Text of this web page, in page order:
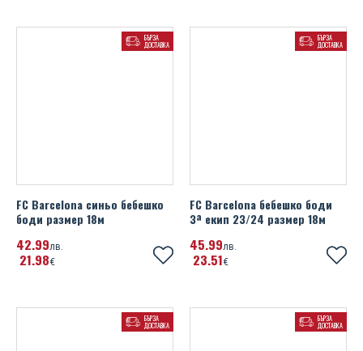
БЪРЗА
ДОСТАВКА
FC Barcelona синьо бебешко
боди размер 18м
42 99лв.
21 98€
БЪРЗА
ДОСТАВКА
FC Barcelona бебешко боди
3ª екип 23/24 размер 18м
45 99лв.
23 51€
БЪРЗА
ДОСТАВКА
БЪРЗА
ДОСТАВКА